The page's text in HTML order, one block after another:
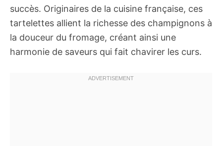
succès. Originaires de la cuisine française, ces
tartelettes allient la richesse des champignons à
la douceur du fromage, créant ainsi une
harmonie de saveurs qui fait chavirer les curs.